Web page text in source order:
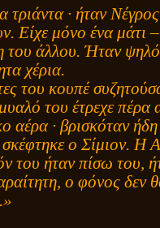
∙ ήταν
Είχε μόνο ένα μάτι
του άλλου. Ήταν
χέρια.
του κουπέ
του έτρεχε
αέρα ∙ βρισκόταν
ο Σίμιον. Η
του ήταν πίσω του,
ο φόνος δεν